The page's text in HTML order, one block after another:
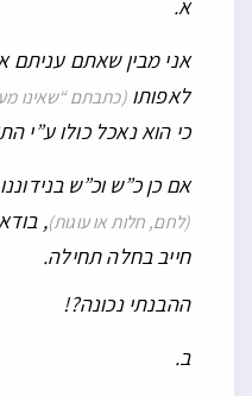
א.
אני מבין שאתם עניתם
לאפותו(כתבתם “שאינו
כי הוא נאכל כולו ע”י
אם כן כ”ש וכ”ש
(לחם, חלות או עוגות),
חייב בחלה תחילה.
ההבנתי נכונה?!
ב.